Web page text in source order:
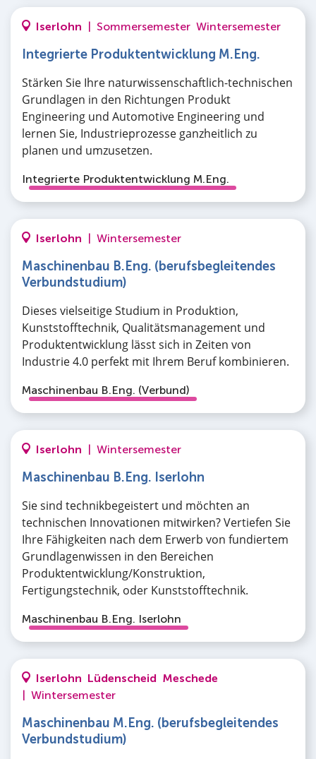
Iserlohn Sommersemester Wintersemester
Integrierte Produktentwicklung M.Eng.
Stärken Sie Ihre naturwissenschaftlich-technischen
Grundlagen in den Richtungen Produkt
Engineering und Automotive Engineering und
lernen Sie, Industrieprozesse ganzheitlich zu
planen und umzusetzen.
Integrierte Produktentwicklung M.Eng.
Iserlohn Wintersemester
Maschinenbau B.Eng. (berufsbegleitendes
Verbundstudium)
Dieses vielseitige Studium in Produktion,
Kunststofftechnik, Qualitätsmanagement und
Produktentwicklung lässt sich in Zeiten von
Industrie 4.0 perfekt mit Ihrem Beruf kombinieren.
Maschinenbau B.Eng. (Verbund)
Iserlohn Wintersemester
Maschinenbau B.Eng. Iserlohn
Sie sind technikbegeistert und möchten an
technischen Innovationen mitwirken? Vertiefen Sie
Ihre Fähigkeiten nach dem Erwerb von fundiertem
Grundlagenwissen in den Bereichen
Produktentwicklung/Konstruktion,
Fertigungstechnik, oder Kunststofftechnik.
Maschinenbau B.Eng. Iserlohn
Iserlohn Lüdenscheid Meschede
Wintersemester
Maschinenbau M.Eng. (berufsbegleitendes
Verbundstudium)